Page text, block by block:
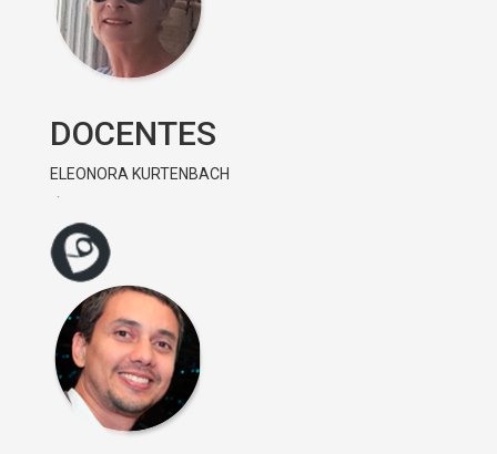
DOCENTES
ELEONORA KURTENBACH